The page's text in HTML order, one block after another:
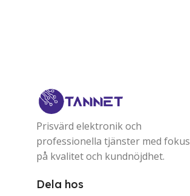
Prisvärd elektronik och
professionella tjänster med fokus
på kvalitet och kundnöjdhet.
Dela hos